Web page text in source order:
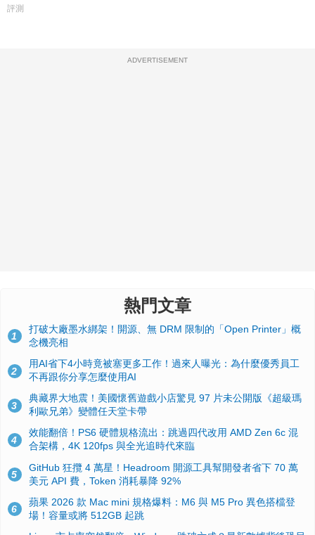
評測
ADVERTISEMENT
熱門文章
1
打破大廠墨水綁架！開源、無 DRM 限制的「Open Printer」概
念機亮相
2
用AI省下4小時竟被塞更多工作！過來人曝光：為什麼優秀員工
不再跟你分享怎麼使用AI
3
典藏界大地震！美國懷舊遊戲小店驚見 97 片未公開版《超級瑪
利歐兄弟》變體任天堂卡帶
4
效能翻倍！PS6 硬體規格流出：跳過四代改用 AMD Zen 6c 混
合架構，4K 120fps 與全光追時代來臨
5
GitHub 狂攬 4 萬星！Headroom 開源工具幫開發者省下 70 萬
美元 API 費，Token 消耗暴降 92%
6
蘋果 2026 款 Mac mini 規格爆料：M6 與 M5 Pro 異色搭檔登
場！容量或將 512GB 起跳